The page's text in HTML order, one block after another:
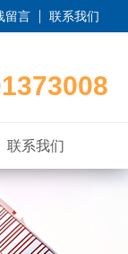
留言 联系我们
联系我们